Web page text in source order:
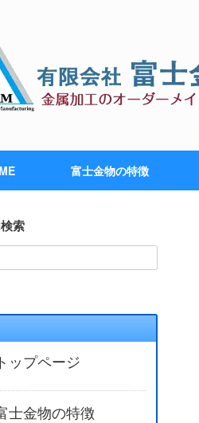
富士金物の特徴
索
トップページ
士金物の特徴